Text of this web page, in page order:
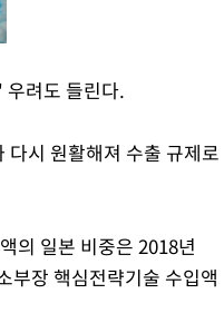
려도 들린다.
다시 원활해져 수출 규제로
의 일본 비중은 2018년
장 핵심전략기술 수입액